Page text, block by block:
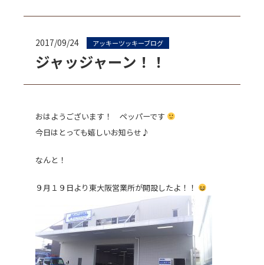
2017/09/24 アッキーツッキーブログ
ジャッジャーン！！
おはようございます！ ペッパーです
今日はとっても嬉しいお知らせ♪
なんと！
９月１９日より東大阪営業所が開設したよ！！